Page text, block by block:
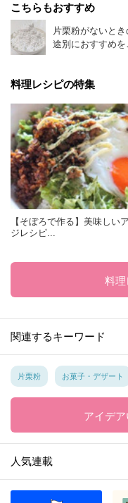
こちらもおすすめ
片栗粉がないと
途別におすすめを
料理レシピの特集
【そぼろで作る】美味しい
ジレシピ...
料理
関連するキーワード
片栗粉 お菓子・デザート
アイデ
人気連載